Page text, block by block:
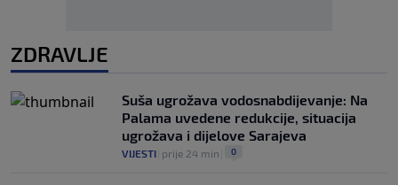
ZDRAVLJE
Suša ugrožava vodosnabdijevanje: Na
Palama uvedene redukcije, situacija
ugrožava i dijelove Sarajeva
VIJESTI prije 24 min 0